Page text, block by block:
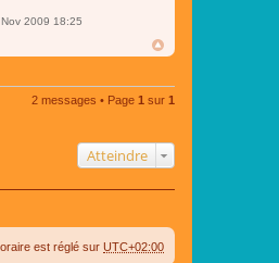
2009 18:25
2 messages • Page 1 sur 1
Atteindre
est réglé sur UTC+02:00